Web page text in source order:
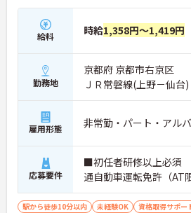
■ 未経験でも安心の成長サポート
段階的に学べる環境が整っています。
・専任トレーナーによるマンツーマン指導
・入社3ヶ月後のフォロー面談あり
・動画研修＋OJTで基礎から習得可能
→ 初めてでも安心してスタートできます
■ 家庭と両立しやすい柔軟環境
・急なお休みも相談しやすい環境
・産休・育休や看護休暇制度あり
・事前のシフト希望で予定調整OK
→ 長く安心して働ける職場です
給料 時給1,358円～1,419円
勤務地
京都府 京都市右京区
ＪＲ常磐線(上野－仙台)
雇用形態 非常勤・パート・アル
応募要件
■初任者研修以上必
通自動車運転免許（AT
駅から徒歩10分以内 未経験OK 資格取得サポー